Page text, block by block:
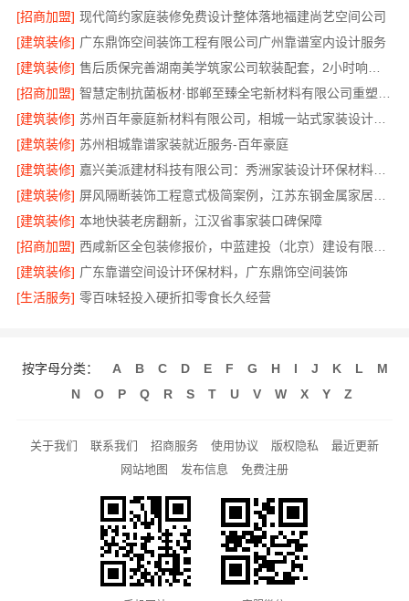
[招商加盟] 现代简约家庭装修免费设计整体落地福建尚艺空间公司
[建筑装修] 广东鼎饰空间装饰工程有限公司广州靠谱室内设计服务
[建筑装修]
[招商加盟]
[建筑装修]
苏州百年豪庭新材料有限公司，相城一站式家装设计多少钱拎包入住
[建筑装修] 苏州相城靠谱家装就近服务-百年豪庭
[建筑装修]
嘉兴美派建材科技有限公司：秀洲家装设计环保材料推荐
[建筑装修]
[建筑装修] 本地快装老房翻新，江汉省事家装口碑保障
[招商加盟]
[建筑装修] 广东靠谱空间设计环保材料，广东鼎饰空间装饰
[生活服务] 零百味轻投入硬折扣零食长久经营
按字母分类： A B C D E F G H I J K L
M
N
O P Q R S T U V W X Y Z
关于我们 联系我们 招商服务 使用协议 版权隐私
最近更新
网站地图
发布信息 免费注册